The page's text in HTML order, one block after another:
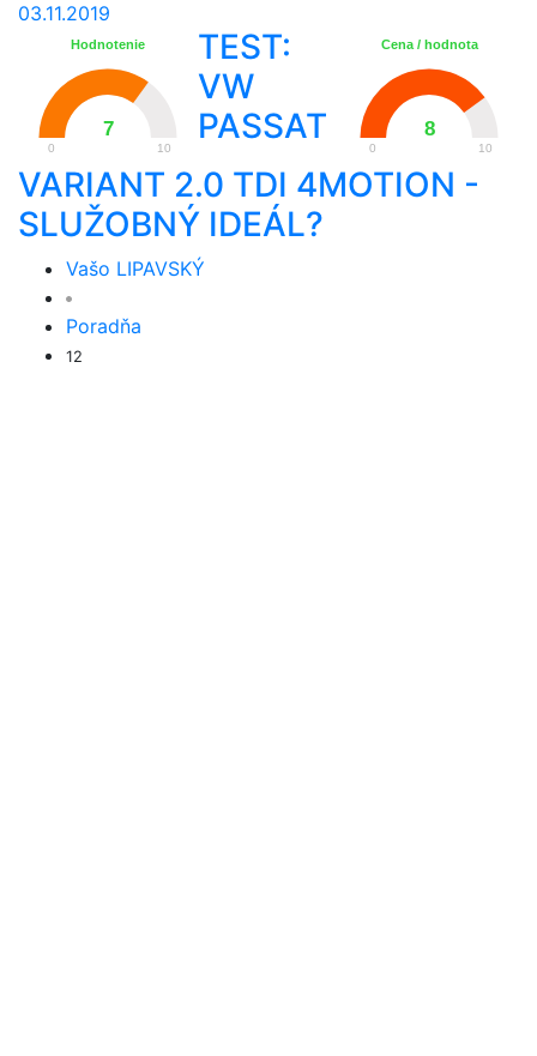
03.11.2019
Hodnotenie
7
0 10
Cena / hodnota
8
0 10
TEST:
VW
PASSAT
VARIANT 2.0 TDI 4MOTION -
SLUŽOBNÝ IDEÁL?
Vašo LIPAVSKÝ
Poradňa
12